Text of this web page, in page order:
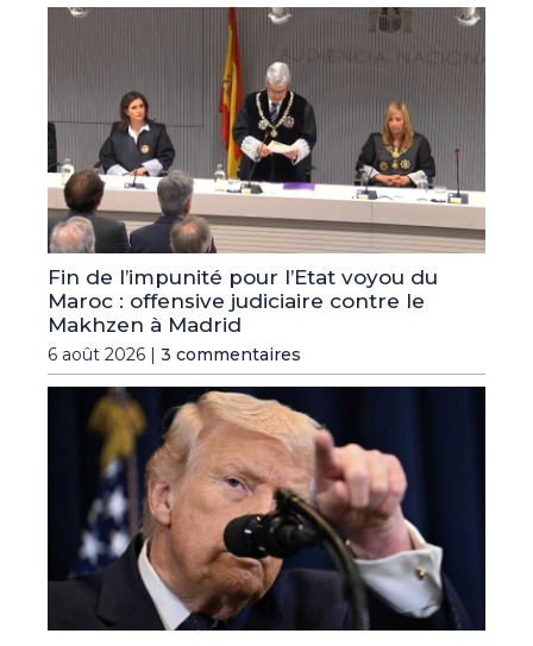
Fin de l’impunité pour l’Etat voyou du
Maroc : offensive judiciaire contre le
Makhzen à Madrid
6 août 2026 | 3 commentaires